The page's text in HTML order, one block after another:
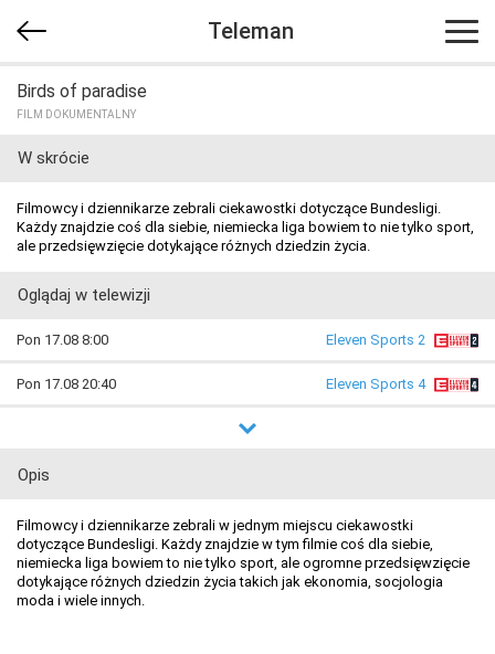
Teleman
Birds of paradise
FILM DOKUMENTALNY
W skrócie
Filmowcy i dziennikarze zebrali ciekawostki dotyczące Bundesligi.
Każdy znajdzie coś dla siebie, niemiecka liga bowiem to nie tylko sport,
ale przedsięwzięcie dotykające różnych dziedzin życia.
Oglądaj w telewizji
Pon 17.08 8:00 Eleven Sports 2
Pon 17.08 20:40 Eleven Sports 4
Opis
Filmowcy i dziennikarze zebrali w jednym miejscu ciekawostki
dotyczące Bundesligi. Każdy znajdzie w tym filmie coś dla siebie,
niemiecka liga bowiem to nie tylko sport, ale ogromne przedsięwzięcie
dotykające różnych dziedzin życia takich jak ekonomia, socjologia
moda i wiele innych.